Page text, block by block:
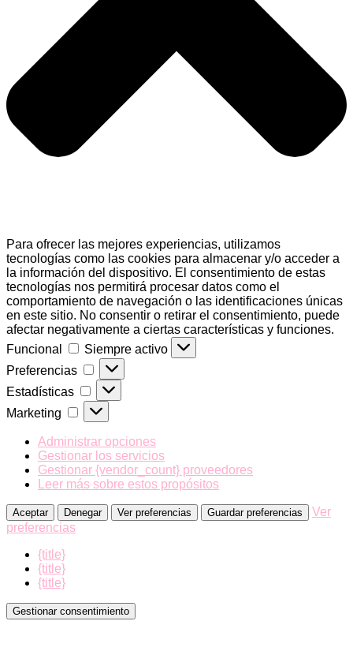
Para ofrecer las mejores experiencias, utilizamos
tecnologías como las cookies para almacenar y/o acceder a
la información del dispositivo. El consentimiento de estas
tecnologías nos permitirá procesar datos como el
comportamiento de navegación o las identificaciones únicas
en este sitio. No consentir o retirar el consentimiento, puede
afectar negativamente a ciertas características y funciones.
Funcional
Funcional
Siempre activo
Preferencias
Preferencias
Estadísticas Estadísticas
Marketing Marketing
Administrar opciones
Gestionar los servicios
Gestionar {vendor_count} proveedores
Leer más sobre estos propósitos
Aceptar Denegar Ver preferencias Guardar preferencias
Ver
preferencias
{title}
{title}
{title}
Gestionar consentimiento